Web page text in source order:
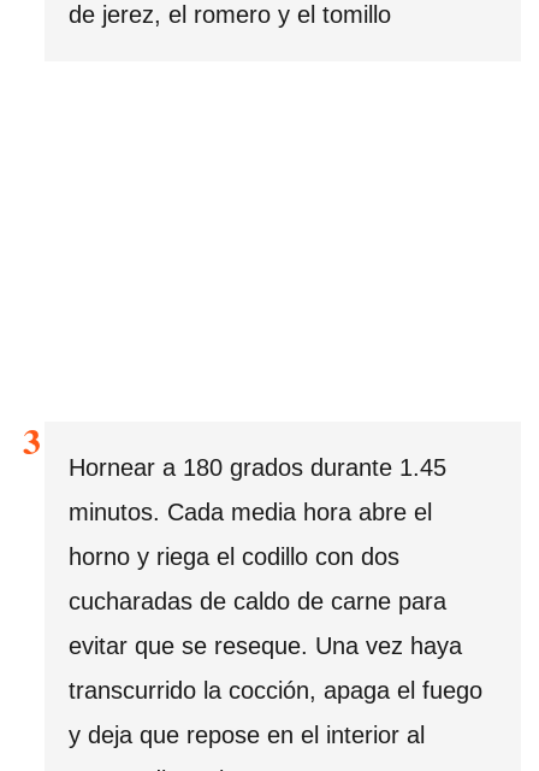
de jerez, el romero y el tomillo
Hornear a 180 grados durante 1.45
minutos. Cada media hora abre el
horno y riega el codillo con dos
cucharadas de caldo de carne para
evitar que se reseque. Una vez haya
transcurrido la cocción, apaga el fuego
y deja que repose en el interior al